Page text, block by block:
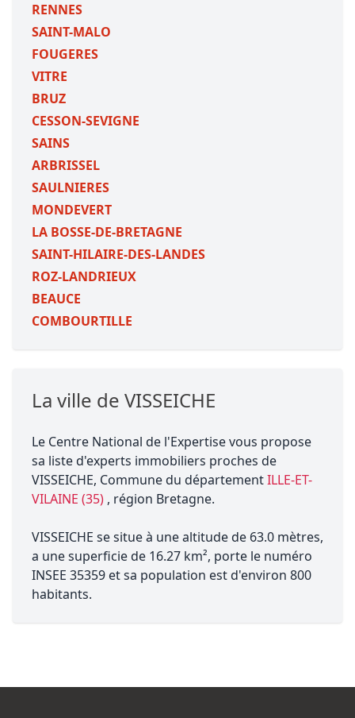
RENNES
SAINT-MALO
FOUGERES
VITRE
BRUZ
CESSON-SEVIGNE
SAINS
ARBRISSEL
SAULNIERES
MONDEVERT
LA BOSSE-DE-BRETAGNE
SAINT-HILAIRE-DES-LANDES
ROZ-LANDRIEUX
BEAUCE
COMBOURTILLE
La ville de VISSEICHE
Le Centre National de l'Expertise vous propose
sa liste d'experts immobiliers proches de
VISSEICHE, Commune du départementILLE-ET-
VILAINE (35) , région Bretagne.
VISSEICHE se situe à une altitude de 63.0 mètres,
a une superficie de 16.27 km², porte le numéro
INSEE 35359 et sa population est d'environ 800
habitants.